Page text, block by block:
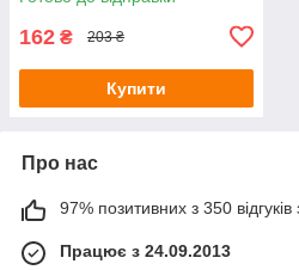
162 ₴ 203 ₴
Купити
Про нас
97% позитивних з 350 відгуків
Працює з 24.09.2013